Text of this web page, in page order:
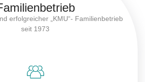
erfolgreicher „KMU“- Familienbetrieb
seit 1973